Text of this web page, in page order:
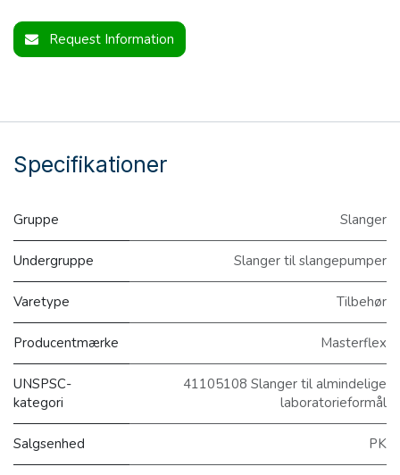
Request Information
Specifikationer
Gruppe Slanger
Undergruppe Slanger til slangepumper
Varetype Tilbehør
Producentmærke Masterflex
UNSPSC-
kategori
41105108 Slanger til almindelige
laboratorieformål
Salgsenhed PK